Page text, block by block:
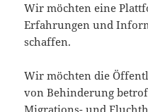
Wir möchten eine
Erfahrungen und
schaffen.
Wir möchten die
von Behinderung